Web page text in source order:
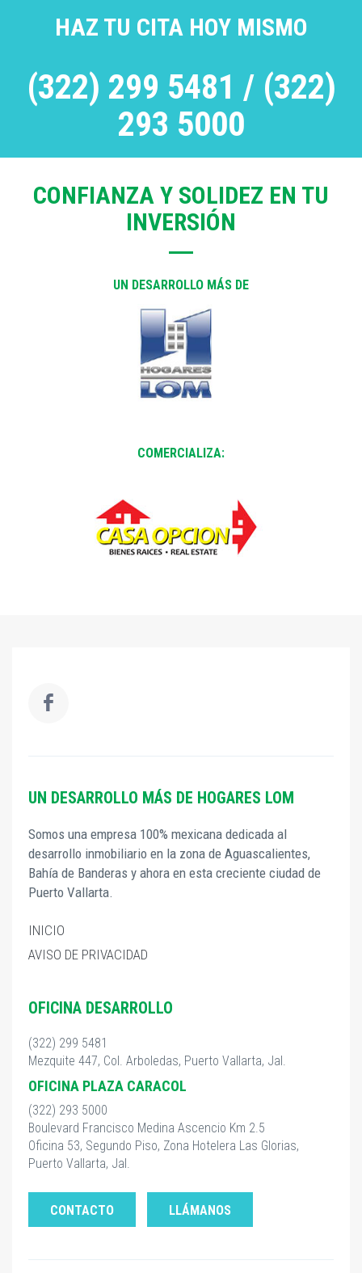
HAZ TU CITA HOY MISMO
(322) 299 5481 / (322)
293 5000
CONFIANZA Y SOLIDEZ EN TU
INVERSIÓN
UN DESARROLLO MÁS DE
COMERCIALIZA:
UN DESARROLLO MÁS DE HOGARES LOM
Somos una empresa 100% mexicana dedicada al
desarrollo inmobiliario en la zona de Aguascalientes,
Bahía de Banderas y ahora en esta creciente ciudad de
Puerto Vallarta.
INICIO
AVISO DE PRIVACIDAD
OFICINA DESARROLLO
(322) 299 5481
Mezquite 447, Col. Arboledas, Puerto Vallarta, Jal.
OFICINA PLAZA CARACOL
(322) 293 5000
Boulevard Francisco Medina Ascencio Km 2.5
Oficina 53, Segundo Piso, Zona Hotelera Las Glorias,
Puerto Vallarta, Jal.
CONTACTO LLÁMANOS